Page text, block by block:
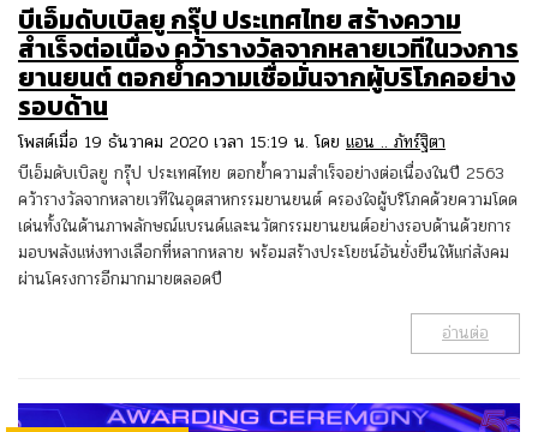
บีเอ็มดับเบิลยู กรุ๊ป ประเทศไทย สร้างความ
สำเร็จต่อเนื่อง คว้ารางวัลจากหลายเวทีในวงการ
ยานยนต์ ตอกย้ำความเชื่อมั่นจากผู้บริโภคอย่าง
รอบด้าน
โพสต์เมื่อ 19 ธันวาคม 2020 เวลา 15:19 น. โดย แอน .. ภัทร์ฐิตา
บีเอ็มดับเบิลยู กรุ๊ป ประเทศไทย ตอกย้ำความสำเร็จอย่างต่อเนื่องในปี 2563
คว้ารางวัลจากหลายเวทีในอุตสาหกรรมยานยนต์ ครองใจผู้บริโภคด้วยความโดด
เด่นทั้งในด้านภาพลักษณ์แบรนด์และนวัตกรรมยานยนต์อย่างรอบด้านด้วยการ
มอบพลังแห่งทางเลือกที่หลากหลาย พร้อมสร้างประโยชน์อันยั่งยืนให้แก่สังคม
ผ่านโครงการอีกมากมายตลอดปี
อ่านต่อ